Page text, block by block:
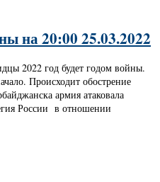
на 20:00 25.03.2022
2022 год будет годом войны.
Происходит обострение
армия атаковала
России в отношении